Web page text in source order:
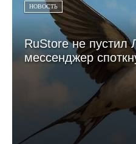
НОВОСТЬ
RuStore не пустил
мессенджер